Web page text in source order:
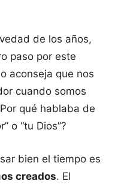
de los años,
paso por este
aconseja que nos
cuando somos
qué hablaba de
o “tu Dios”?
bien el tiempo es
creados. El